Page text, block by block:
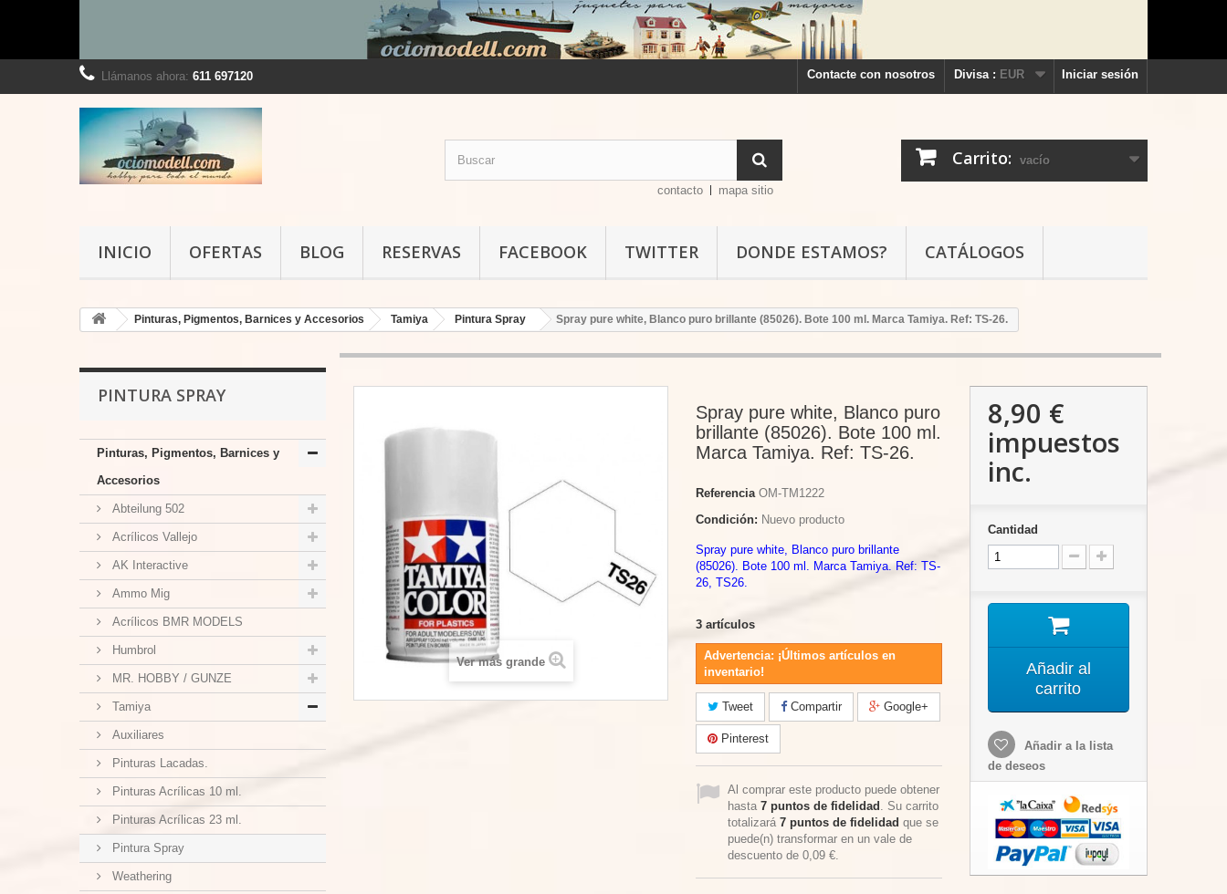
Iniciar sesión
Divisa : EUR
Contacte con nosotros
Llámanos ahora: 611 697120
Carrito: vacío
contacto mapa sitio
INICIO OFERTAS BLOG RESERVAS FACEBOOK TWITTER DONDE ESTAMOS? CATÁLOGOS
Pinturas, Pigmentos, Barnices y Accesorios Tamiya Pintura Spray Spray pure white, Blanco puro brillante (85026). Bote 100 ml. Marca Tamiya. Ref: TS-26.
PINTURA SPRAY
Pinturas, Pigmentos, Barnices y
Accesorios
Abteilung 502
Acrílicos Vallejo
AK Interactive
Ammo Mig
Acrílicos BMR MODELS
Humbrol
MR. HOBBY / GUNZE
Tamiya
Auxiliares
Pinturas Lacadas.
Pinturas Acrílicas 10 ml.
Pinturas Acrílicas 23 ml.
Pintura Spray
Weathering
Ver más grande
Spray pure white, Blanco puro
brillante (85026). Bote 100 ml.
Marca Tamiya. Ref: TS-26.
Referencia OM-TM1222
Condición: Nuevo producto
Spray pure white, Blanco puro brillante
(85026). Bote 100 ml. Marca Tamiya. Ref: TS-
26, TS26.
3 artículos
Advertencia: ¡Últimos artículos en
inventario!
Tweet Compartir Google+
Pinterest
Al comprar este producto puede obtener
hasta 7 puntos de fidelidad . Su carrito
totalizará 7 puntos de fidelidad que se
puede(n) transformar en un vale de
descuento de 0,09 €.
8,90 €
impuestos
inc.
Cantidad
Añadir al
carrito
Añadir a la lista
de deseos